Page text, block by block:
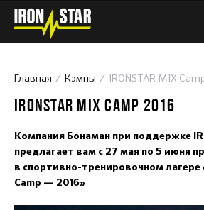
Главная Кэмпы IRONSTAR MIX
IRONSTAR MIX CAMP 2016
Компания Бонаман при поддержке
предлагает вам с 27 мая по 5 июня
в спортивно-тренировочном лагере
Camp — 2016»